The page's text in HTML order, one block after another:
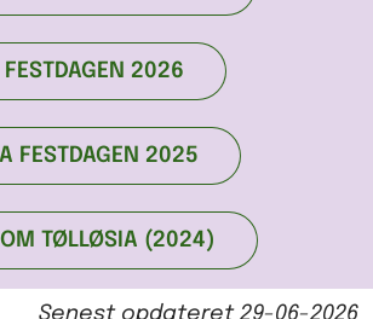
FESTDAGEN 2026
FESTDAGEN 2025
TØLLØSIA (2024)
Senest opdateret 29-06-2026